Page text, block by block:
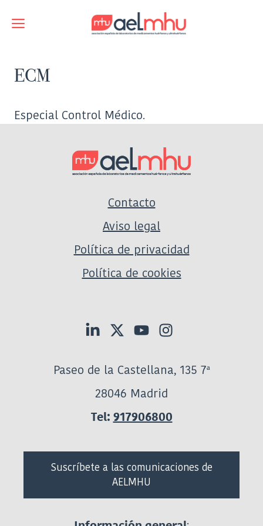
Menú
ECM
Especial Control Médico.
Contacto
Aviso legal
Política de privacidad
Política de cookies
Paseo de la Castellana, 135 7ª
28046 Madrid
Tel: 917906800
Suscríbete a las comunicaciones de
AELMHU